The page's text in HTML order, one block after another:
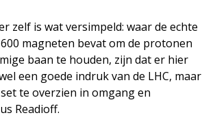
zelf is wat versimpeld: waar de echte
magneten bevat om de protonen
baan te houden, zijn dat er hier
een goede indruk van de LHC, maar
te overzien in omgang en
Readioff.